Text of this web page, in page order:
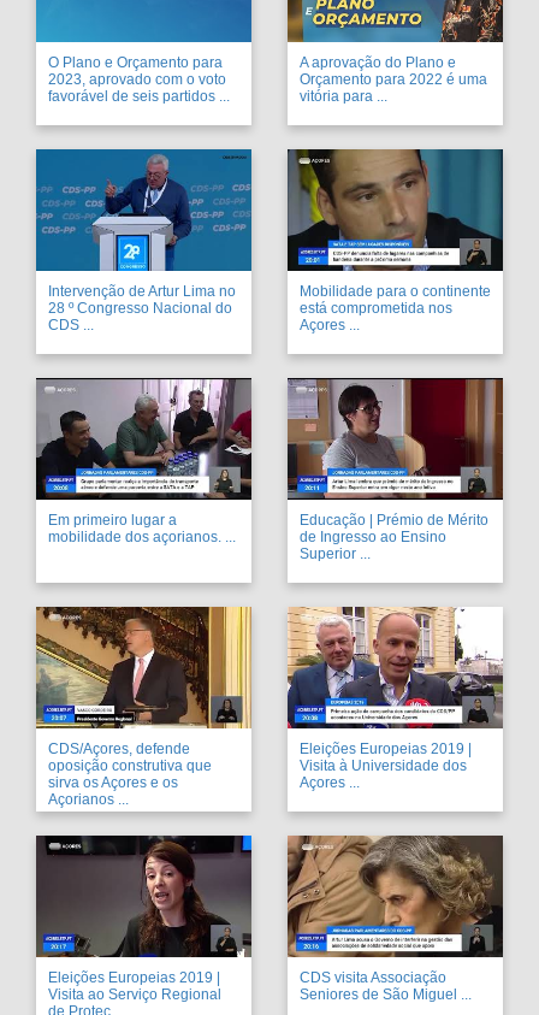
O Plano e Orçamento para
2023, aprovado com o voto
favorável de seis partidos ...
A aprovação do Plano e
Orçamento para 2022 é uma
vitória para ...
Intervenção de Artur Lima no
28 º Congresso Nacional do
CDS ...
Mobilidade para o continente
está comprometida nos
Açores ...
Em primeiro lugar a
mobilidade dos açorianos. ...
Educação | Prémio de Mérito
de Ingresso ao Ensino
Superior ...
CDS/Açores, defende
oposição construtiva que
sirva os Açores e os
Açorianos ...
Eleições Europeias 2019 |
Visita à Universidade dos
Açores ...
Eleições Europeias 2019 |
Visita ao Serviço Regional
de Proteç ...
CDS visita Associação
Seniores de São Miguel ...